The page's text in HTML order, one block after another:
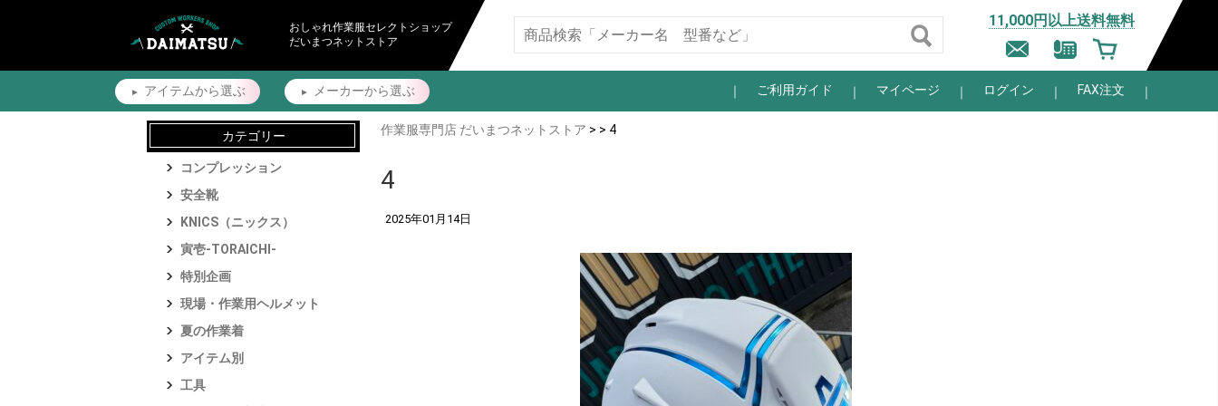
おしゃれ作業服セレクトショップ
だいまつネットストア
11,000円以上送料無料
アイテムから選ぶ メーカーから選ぶ ご利用ガイド マイページ ログイン FAX注文
作業服専門店 だいまつネットストア > > 4
4
2025年01月14日
カテゴリー
コンプレッション
安全靴
KNICS（ニックス）
寅壱-TORAICHI-
特別企画
現場・作業用ヘルメット
夏の作業着
アイテム別
工具